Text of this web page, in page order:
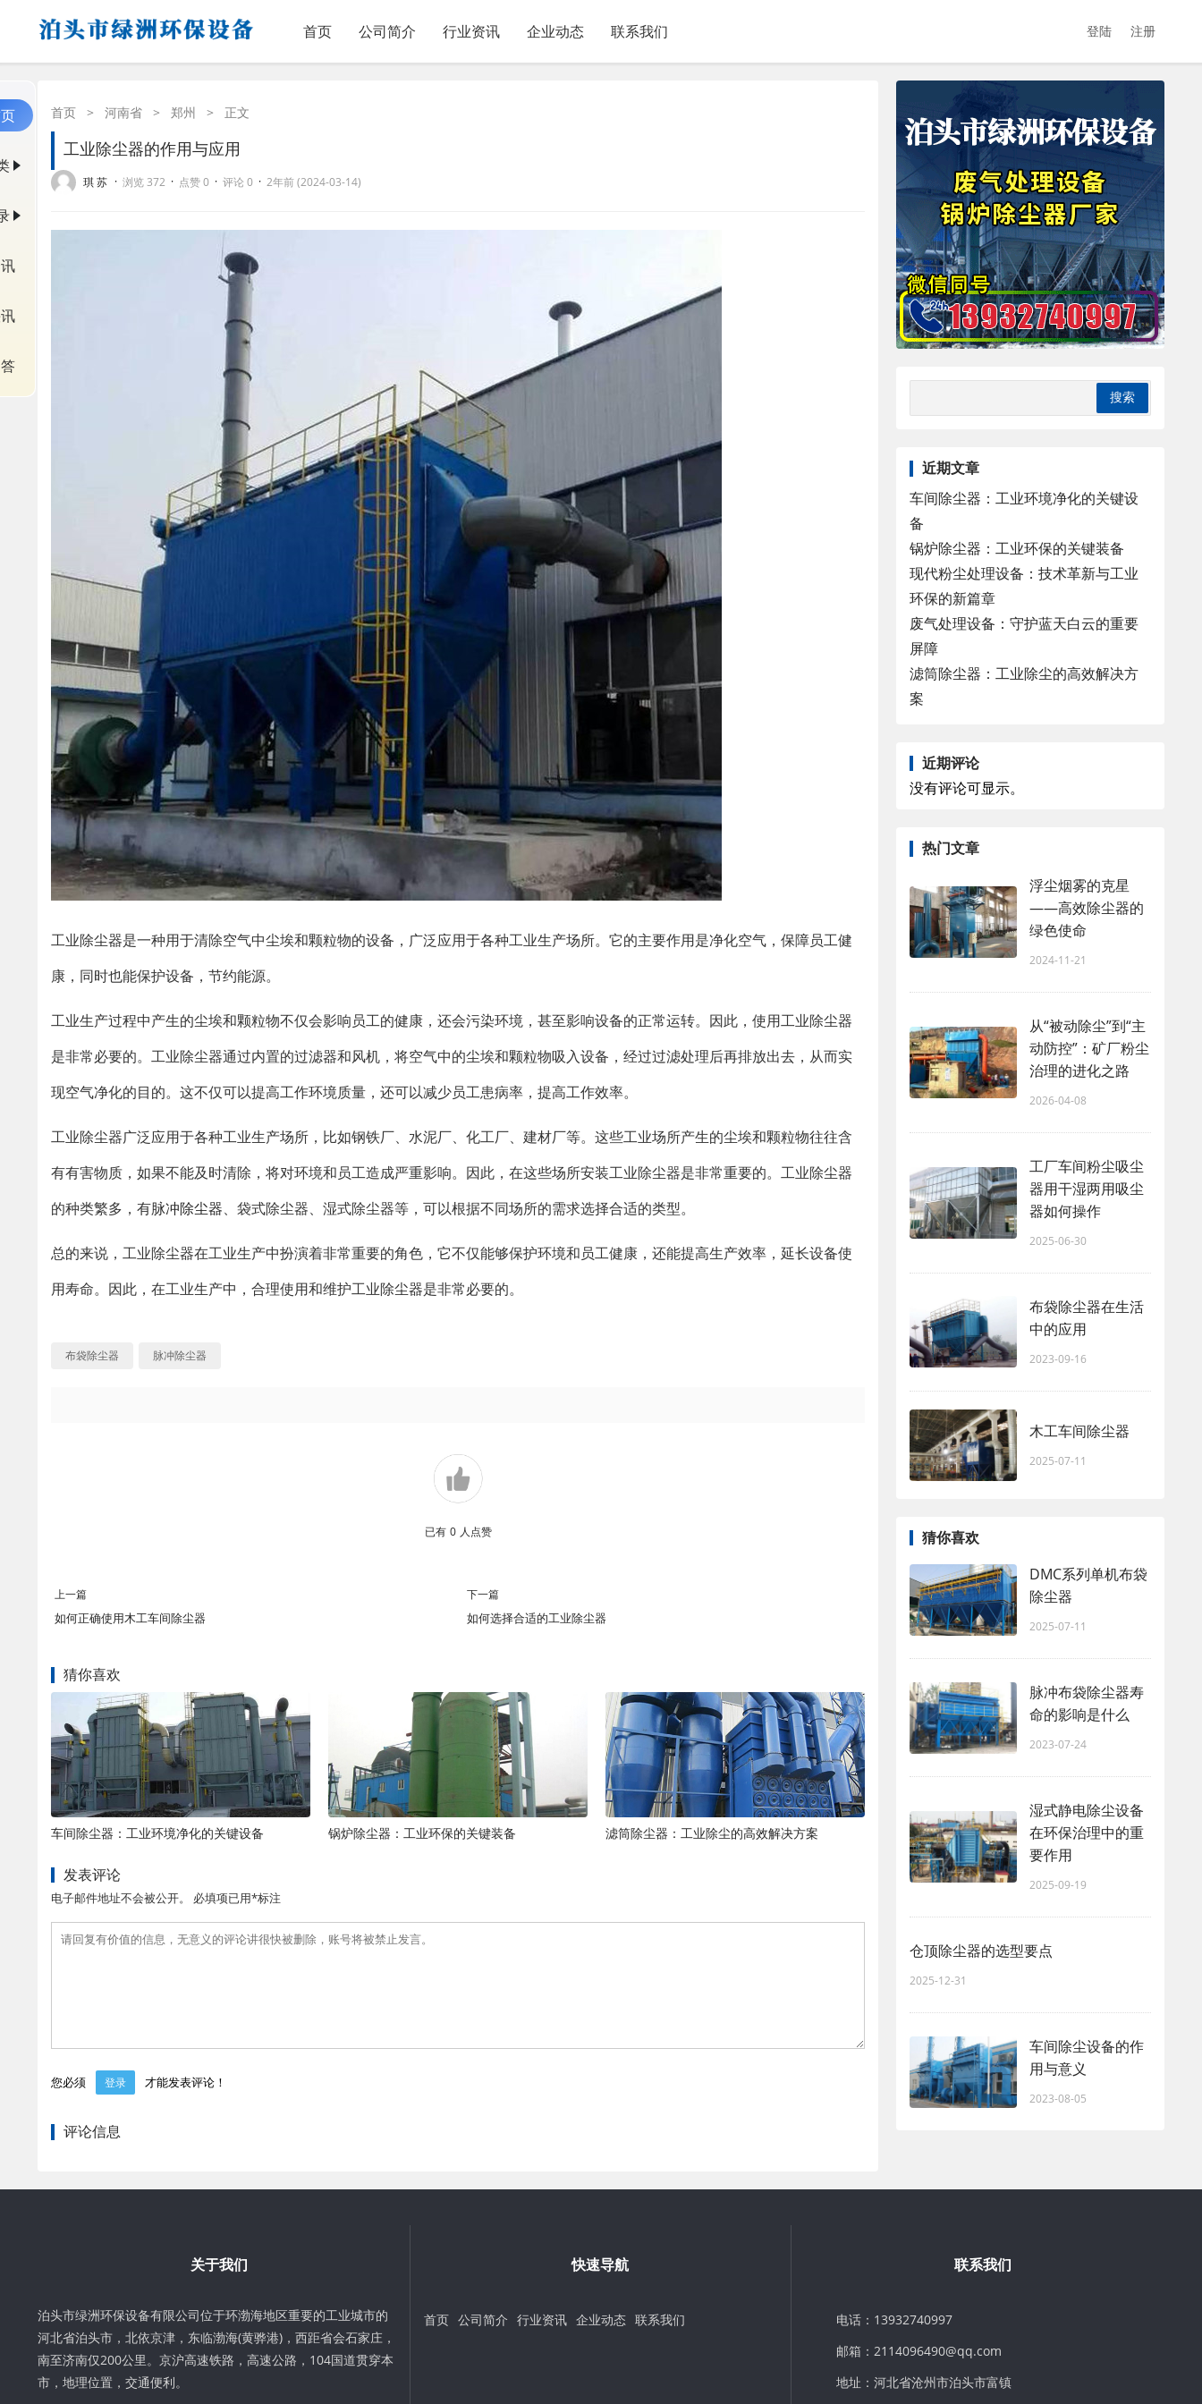
首页 公司简介 行业资讯 企业动态 联系我们 登陆 注册
首页 > 河南省 > 郑州 > 正文
工业除尘器的作用与应用
琪 苏 · 浏览 372 · 点赞 0 · 评论 0 · 2年前 (2024-03-14)
工业除尘器是一种用于清除空气中尘埃和颗粒物的设备，广泛应用于各种工业生产场所。它的主要作用是净化空气，保障员工健
康，同时也能保护设备，节约能源。
工业生产过程中产生的尘埃和颗粒物不仅会影响员工的健康，还会污染环境，甚至影响设备的正常运转。因此，使用工业除尘器
是非常必要的。工业除尘器通过内置的过滤器和风机，将空气中的尘埃和颗粒物吸入设备，经过过滤处理后再排放出去，从而实
现空气净化的目的。这不仅可以提高工作环境质量，还可以减少员工患病率，提高工作效率。
工业除尘器广泛应用于各种工业生产场所，比如钢铁厂、水泥厂、化工厂、建材厂等。这些工业场所产生的尘埃和颗粒物往往含
有有害物质，如果不能及时清除，将对环境和员工造成严重影响。因此，在这些场所安装工业除尘器是非常重要的。工业除尘器
的种类繁多，有脉冲除尘器、袋式除尘器、湿式除尘器等，可以根据不同场所的需求选择合适的类型。
总的来说，工业除尘器在工业生产中扮演着非常重要的角色，它不仅能够保护环境和员工健康，还能提高生产效率，延长设备使
用寿命。因此，在工业生产中，合理使用和维护工业除尘器是非常必要的。
布袋除尘器 脉冲除尘器
已有 0 人点赞
上一篇
如何正确使用木工车间除尘器
下一篇
如何选择合适的工业除尘器
猜你喜欢
车间除尘器：工业环境净化的关键设备 锅炉除尘器：工业环保的关键装备 滤筒除尘器：工业除尘的高效解决方案
发表评论
电子邮件地址不会被公开。 必填项已用*标注
您必须 登录 才能发表评论！
评论信息
近期文章
车间除尘器：工业环境净化的关键设
备
锅炉除尘器：工业环保的关键装备
现代粉尘处理设备：技术革新与工业
环保的新篇章
废气处理设备：守护蓝天白云的重要
屏障
滤筒除尘器：工业除尘的高效解决方
案
近期评论
没有评论可显示。
热门文章
浮尘烟雾的克星
——高效除尘器的
绿色使命
2024-11-21
从“被动除尘”到“主
动防控”：矿厂粉尘
治理的进化之路
2026-04-08
工厂车间粉尘吸尘
器用干湿两用吸尘
器如何操作
2025-06-30
布袋除尘器在生活
中的应用
2023-09-16
木工车间除尘器
2025-07-11
猜你喜欢
DMC系列单机布袋
除尘器
2025-07-11
脉冲布袋除尘器寿
命的影响是什么
2023-07-24
湿式静电除尘设备
在环保治理中的重
要作用
2025-09-19
仓顶除尘器的选型要点
2025-12-31
车间除尘设备的作
用与意义
2023-08-05
关于我们
泊头市绿洲环保设备有限公司位于环渤海地区重要的工业城市的
河北省泊头市，北依京津，东临渤海(黄骅港)，西距省会石家庄，
南至济南仅200公里。京沪高速铁路，高速公路，104国道贯穿本
市，地理位置，交通便利。
快速导航
首页 公司简介 行业资讯 企业动态 联系我们
联系我们
电话：13932740997
邮箱：2114096490@qq.com
地址：河北省沧州市泊头市富镇